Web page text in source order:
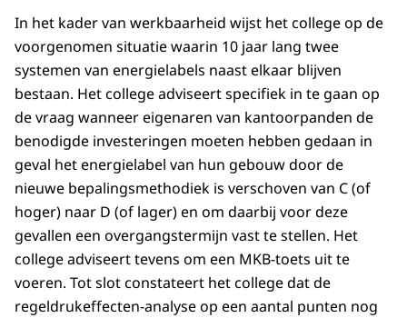
In het kader van werkbaarheid wijst het college op de
voorgenomen situatie waarin 10 jaar lang twee
systemen van energielabels naast elkaar blijven
bestaan. Het college adviseert specifiek in te gaan op
de vraag wanneer eigenaren van kantoorpanden de
benodigde investeringen moeten hebben gedaan in
geval het energielabel van hun gebouw door de
nieuwe bepalingsmethodiek is verschoven van C (of
hoger) naar D (of lager) en om daarbij voor deze
gevallen een overgangstermijn vast te stellen. Het
college adviseert tevens om een MKB-toets uit te
voeren. Tot slot constateert het college dat de
regeldrukeffecten-analyse op een aantal punten nog